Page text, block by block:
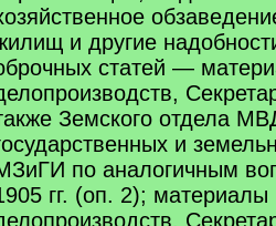
и другие
статей —
Земского отдела
и
по аналогичным
гг. (оп. 2); материалы